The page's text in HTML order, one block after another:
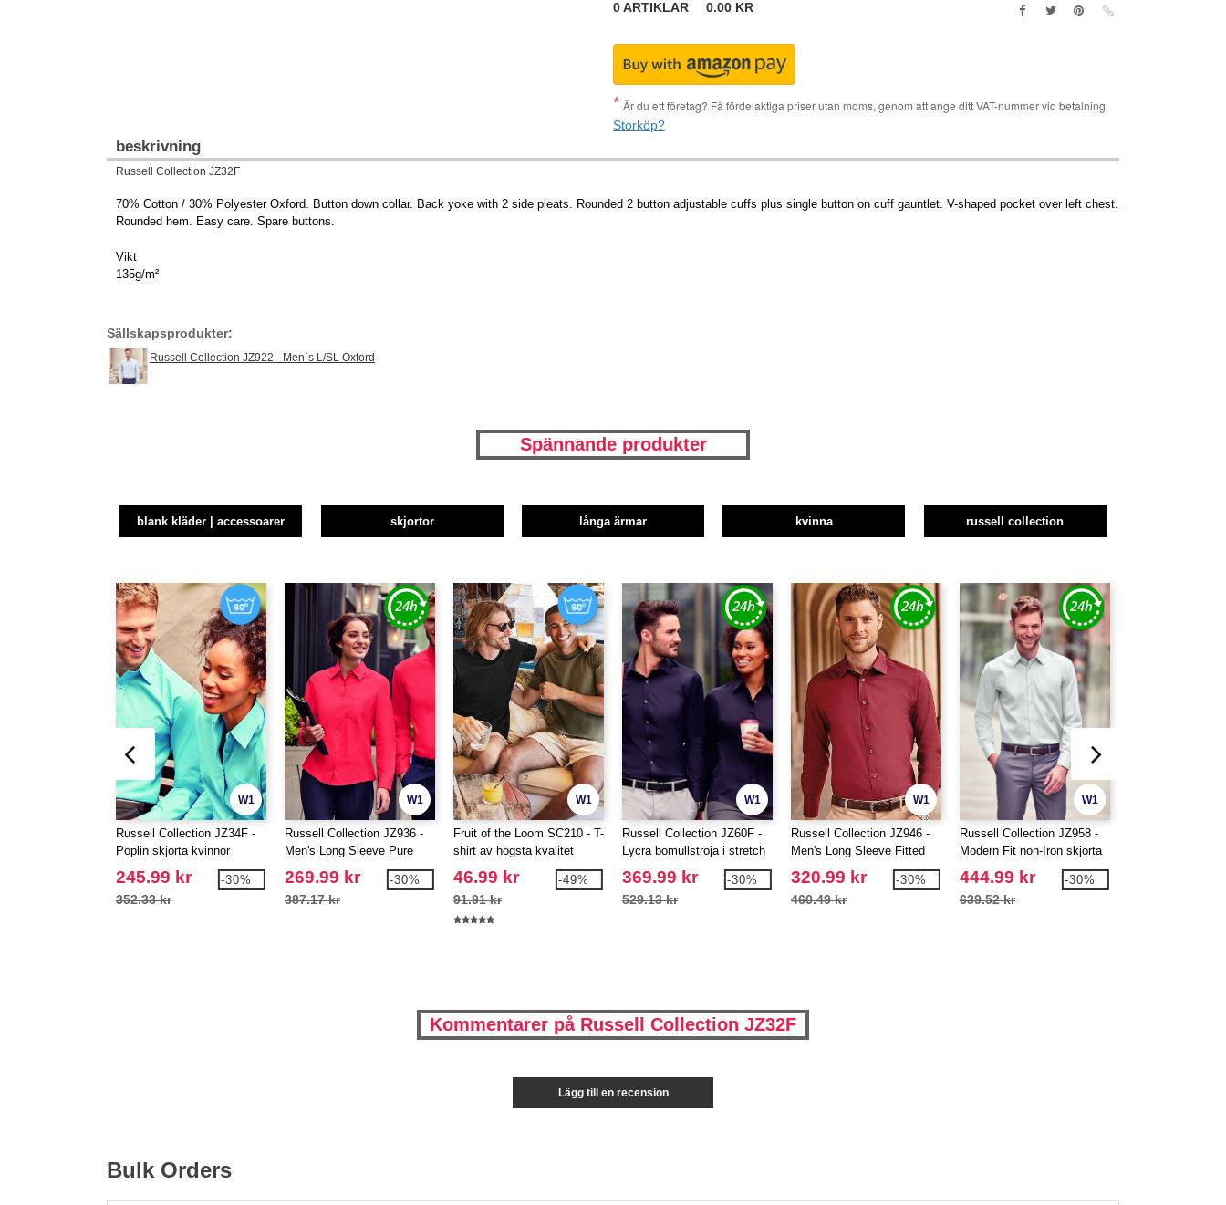
0ARTIKLAR 0.00 KR
Är du ett företag? Få fördelaktiga priser utan moms, genom att ange ditt VAT-nummer vid betalning
Storköp?
beskrivning
Russell Collection JZ32F
70% Cotton / 30% Polyester Oxford. Button down collar. Back yoke with 2 side pleats. Rounded 2 button adjustable cuffs plus single button on cuff gauntlet. V-shaped pocket over left chest.
Rounded hem. Easy care. Spare buttons.
Vikt
135g/m²
Sällskapsprodukter:
Russell Collection JZ922 - Men`s L/SL Oxford
Spännande produkter
blank kläder | accessoarer skjortor långa ärmar kvinna russell collection
W1
Russell Collection JZ34F -
Poplin skjorta kvinnor
245.99 kr
352.33 kr
-30%
W1
Russell Collection JZ936 -
Men's Long Sleeve Pure
Cotton Easy Care Poplin
Shirt
269.99 kr
387.17 kr
-30%
W1
Fruit of the Loom SC210 - T-
shirt av högsta kvalitet
46.99 kr
91.91 kr
-49%
W1
Russell Collection JZ60F -
Lycra bomullströja i stretch
för kvinnor
369.99 kr
529.13 kr
-30%
W1
Russell Collection JZ946 -
Men's Long Sleeve Fitted
Shirt
320.99 kr
460.49 kr
-30%
W1
Russell Collection JZ958 -
Modern Fit non-Iron skjorta
för män
444.99 kr
639.52 kr
-30%
Kommentarer på Russell Collection JZ32F
Lägg till en recension
Bulk Orders